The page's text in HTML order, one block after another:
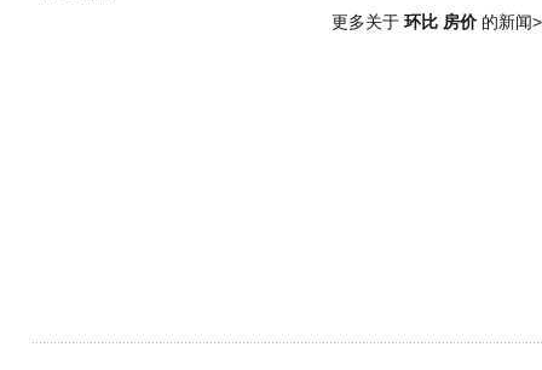
更多关于 环比 房价的新闻